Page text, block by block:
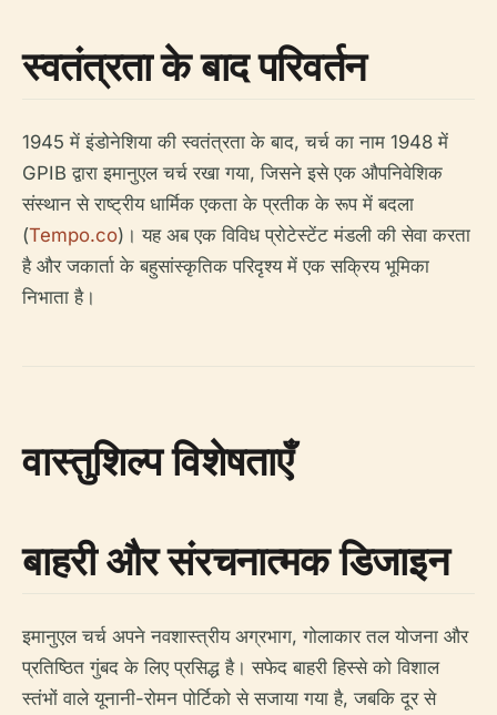
स्वतंत्रता के बाद परिवर्तन
1945 में इंडोनेशिया की स्वतंत्रता के बाद, चर्च का नाम 1948 में
GPIB द्वारा इमानुएल चर्च रखा गया, जिसने इसे एक औपनिवेशिक
संस्थान से राष्ट्रीय धार्मिक एकता के प्रतीक के रूप में बदला
(Tempo.co)। यह अब एक विविध प्रोटेस्टेंट मंडली की सेवा करता
है और जकार्ता के बहुसांस्कृतिक परिदृश्य में एक सक्रिय भूमिका
निभाता है।
वास्तुशिल्प विशेषताएँ
बाहरी और संरचनात्मक डिजाइन
इमानुएल चर्च अपने नवशास्त्रीय अग्रभाग, गोलाकार तल योजना और
प्रतिष्ठित गुंबद के लिए प्रसिद्ध है। सफेद बाहरी हिस्से को विशाल
स्तंभों वाले यूनानी-रोमन पोर्टिको से सजाया गया है, जबकि दूर से